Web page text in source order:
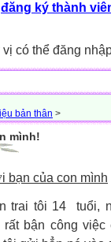
đăng ký thành
có thể đăng
bản thân >
mình!
bạn của con mình
trai tôi 14 tuổi,
bận công